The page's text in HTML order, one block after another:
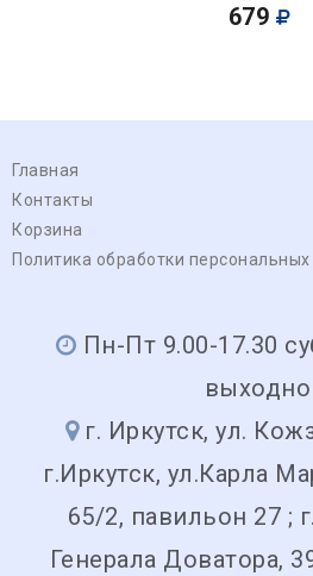
679
Главная
Контакты
Корзина
Политика обработки
Пн-Пт 9.00-17.30
г. Иркутск, ул.
г.Иркутск, ул.Карла
65/2, павильон 27 ;
Генерала Доватора,